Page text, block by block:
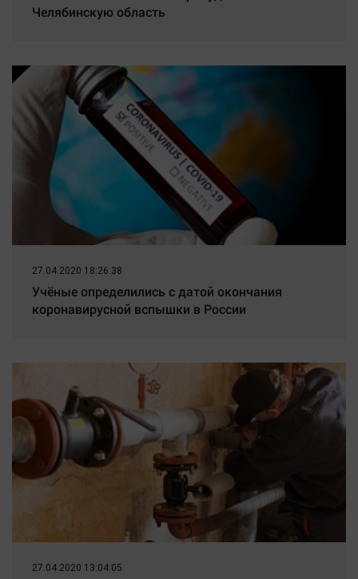
Челябинскую область
27.04.2020 18:26:38
Учёные определились с датой окончания
коронавирусной вспышки в России
27.04.2020 13:04:05